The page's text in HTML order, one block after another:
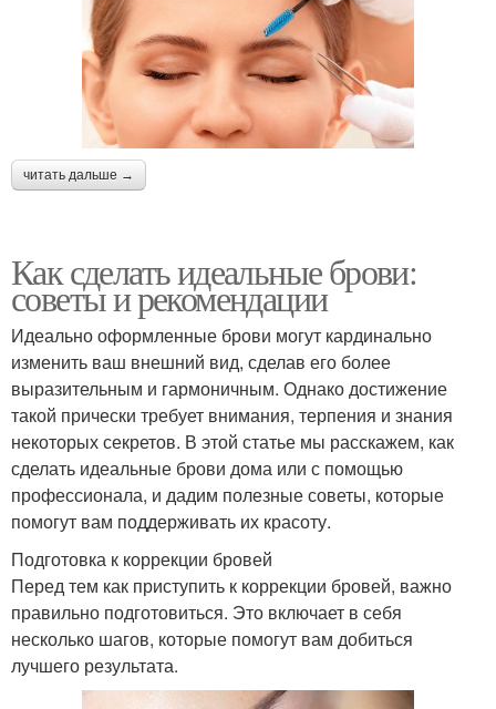
читать дальше →
Как сделать идеальные брови:
советы и рекомендации
Идеально оформленные брови могут кардинально
изменить ваш внешний вид, сделав его более
выразительным и гармоничным. Однако достижение
такой прически требует внимания, терпения и знания
некоторых секретов. В этой статье мы расскажем, как
сделать идеальные брови дома или с помощью
профессионала, и дадим полезные советы, которые
помогут вам поддерживать их красоту.
Подготовка к коррекции бровей
Перед тем как приступить к коррекции бровей, важно
правильно подготовиться. Это включает в себя
несколько шагов, которые помогут вам добиться
лучшего результата.